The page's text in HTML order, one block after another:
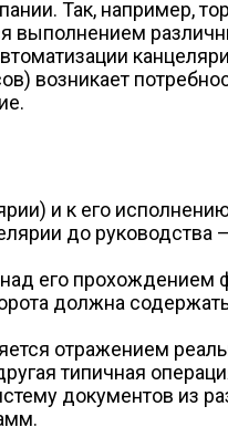
Так, например,
выполнением
возникает
и к его
до руководства
над его прохождением
должна
отражением
типичная
документов из